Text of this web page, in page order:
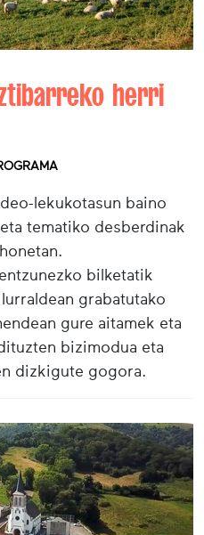
herri
lekukotasun baino
tematiko desberdinak
bilketatik
grabatutako
gure aitamek eta
bizimodua eta
dizkigute gogora.